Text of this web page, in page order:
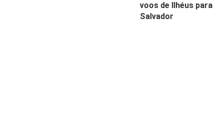
voos de Ilhéus para
Salvador